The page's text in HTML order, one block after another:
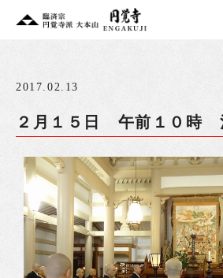
2017.02.13
２月１５日 午前１０時